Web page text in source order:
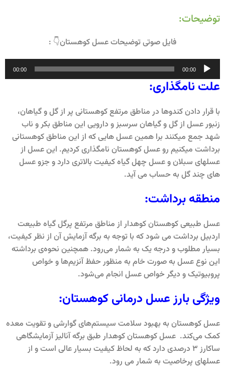
توضیحات:
فایل صوتی توضیحات عسل کوهستان👇 :
پخش‌کننده
صوت
00:00
00:00
علت نامگذاری:
با قرار دادن کندوها در مناطق مرتفع کوهستانی پر از گل و گیاهان،
زنبور عسل از گل و گیاهان سرسبز و دارویی این مناطق بکر و ناب
شهد جمع میکنند برا همین عسل هایی که از این مناطق کوهستانی
برداشت میکنیم رو عسل کوهستان نامگذاری کردیم. این عسل از
عسلهای سبلان و عسل چهل گیاه کیفیت بالاتری دارد و جزو عسل
های چند گل به حساب می آید.
منطقه برداشت:
عسل طبیعی کوهستان کوهدار از مناطق مرتفع پرگل گیاه طبیعت
اردبیل برداشت می شود که با توجه به برگه آزمایش آن از نظر کیفیت،
بسیار مطلوب و درجه یک به شمار می‌رود. همچنین نحوه‌ی برداشته
این نوع عسل‌ به صورت خام به منظور حفظ آنزیم‌ها و خواص
پروبیوتیک و دیگر خواص عسل انجام می‌شود.
ویژگی بارز عسل درمانی کوهستان:
عسل کوهستان به بهبود سلامت سیستم‌های گوارشی و تقویت معده
کمک می‌کند. عسل کوهستان کوهدار طبق برگه آنالیز آزمایشگاهی
ساکارز 3 درصدی دارد که به لحاظ کیفیت بسیار عالی است و از
عسلهای پرخاصیت به شمار می رود.